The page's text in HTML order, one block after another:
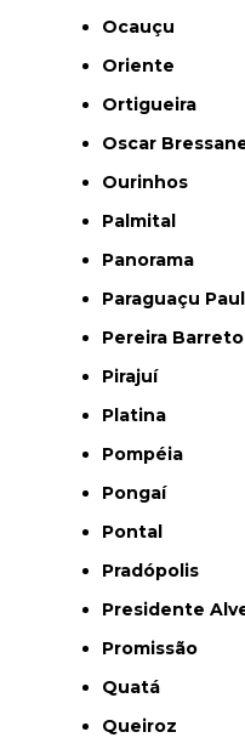
Ocauçu
Oriente
Ortigueira
Oscar
Ourinhos
Palmital
Panorama
Paraguaçu
Pereira Barreto
Pirajuí
Platina
Pompéia
Pongaí
Pontal
Pradópolis
Presidente
Promissão
Quatá
Queiroz